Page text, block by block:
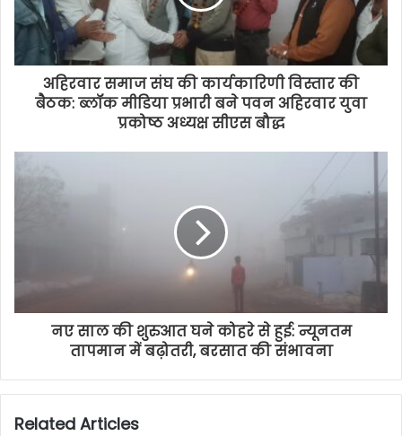
अहिरवार समाज संघ की कार्यकारिणी विस्तार की
बैठक: ब्लॉक मीडिया प्रभारी बने पवन अहिरवार युवा
प्रकोष्ठ अध्यक्ष सीएस बौद्ध
नए साल की शुरुआत घने कोहरे से हुई: न्यूनतम
तापमान में बढ़ोतरी, बरसात की संभावना
Related Articles